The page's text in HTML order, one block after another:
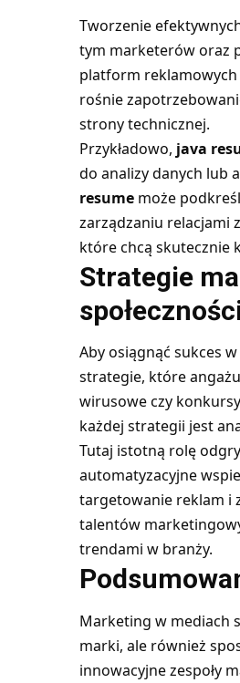
Tworzenie
tym marketerów oraz
platform reklamowych
rośnie
strony technicznej.
Przykładowo, java
do analizy danych lub
resumemoże
zarządzaniu relacjami
które chcą skutecznie
Strategie
Aby osiągnąć sukces
strategie, które
wirusowe czy
każdej strategii jest
Tutaj istotną rolę
automatyzacyjne
targetowanie reklam i
talentów
trendami w branży.
Marketing w mediach
marki, ale również
innowacyjne zespoły